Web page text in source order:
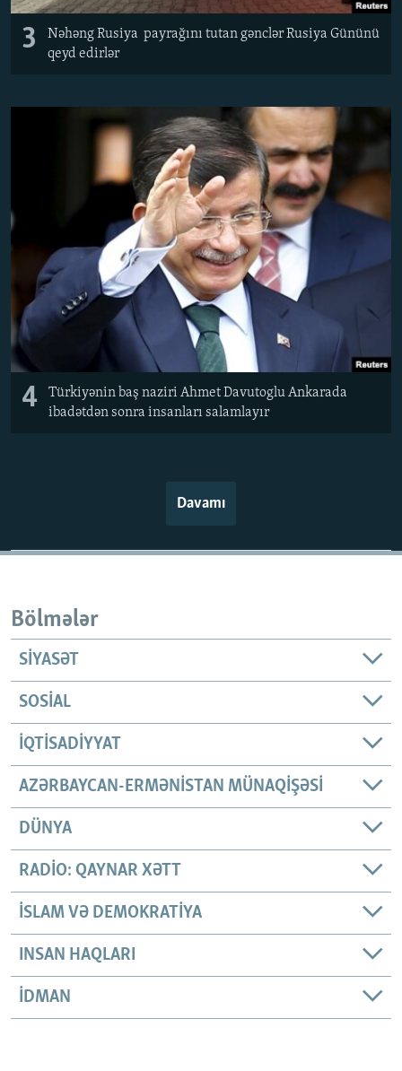
3
Nəhəng Rusiya payrağını tutan gənclər Rusiya Gününü
qeyd edirlər
4
Türkiyənin baş naziri Ahmet Davutoglu Ankarada
ibadətdən sonra insanları salamlayır
Davamı
Bölmələr
SIYASƏT
SOSIAL
İQTISADIYYAT
AZƏRBAYCAN-ERMƏNISTAN MÜNAQIŞƏSI
DÜNYA
RADIO: QAYNAR XƏTT
İSLAM VƏ DEMOKRATIYA
INSAN HAQLARI
İDMAN